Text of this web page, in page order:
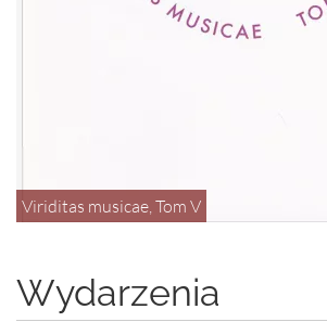
Viriditas musicae, Tom V
Wydarzenia